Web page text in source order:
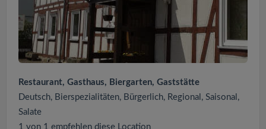
Restaurant, Gasthaus, Biergarten, Gaststätte
Deutsch, Bierspezialitäten, Bürgerlich, Regional, Saisonal,
Salate
1 von 1 empfehlen diese Location